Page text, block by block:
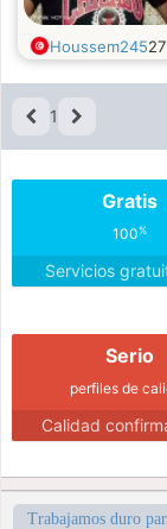
Houssem24527
1
Gratis
100%
Servicios
Serio
perfiles de
Calidad
Trabajamos duro